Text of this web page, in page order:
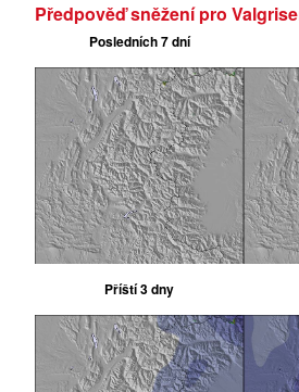
Předpověď sněžení pro
Posledních 7 dní
Příští 3 dny